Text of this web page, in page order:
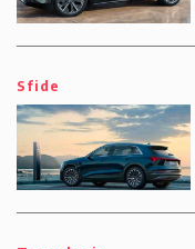
Sfide